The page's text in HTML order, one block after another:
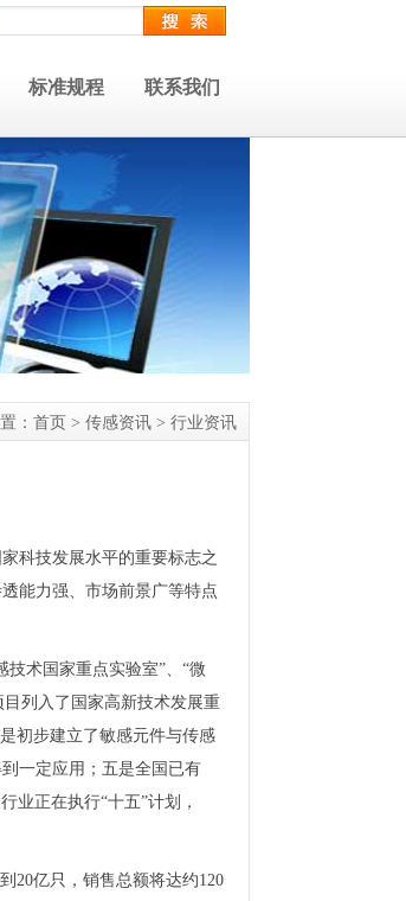
标准规程 联系我们
： 首页 > 传感资讯 > 行业资讯
科技发展水平的重要标志之
能力强、市场前景广等特点
术国家重点实验室”、“微
列入了国家高新技术发展重
初步建立了敏感元件与传感
一定应用；五是全国已有
业正在执行“十五”计划，
20亿只，销售总额将达约120